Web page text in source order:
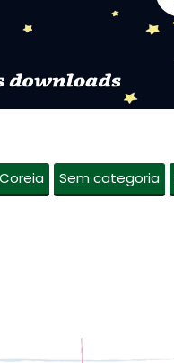
Sem categoria